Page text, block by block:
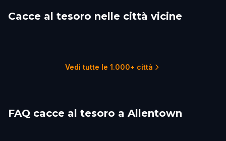
Cacce al tesoro nelle città vicine
Vedi tutte le 1.000+ città
FAQ cacce al tesoro a Allentown